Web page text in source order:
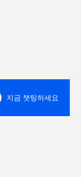
지금 챗팅하세요